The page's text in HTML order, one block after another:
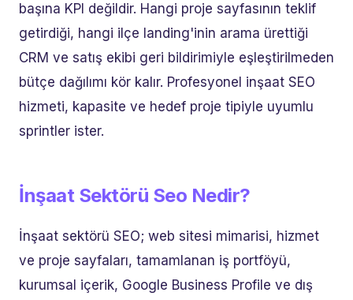
başına KPI değildir. Hangi proje sayfasının teklif
getirdiği, hangi ilçe landing'inin arama ürettiği
CRM ve satış ekibi geri bildirimiyle eşleştirilmeden
bütçe dağılımı kör kalır. Profesyonel inşaat SEO
hizmeti, kapasite ve hedef proje tipiyle uyumlu
sprintler ister.
İnşaat Sektörü Seo Nedir?
İnşaat sektörü SEO; web sitesi mimarisi, hizmet
ve proje sayfaları, tamamlanan iş portföyü,
kurumsal içerik, Google Business Profile ve dış